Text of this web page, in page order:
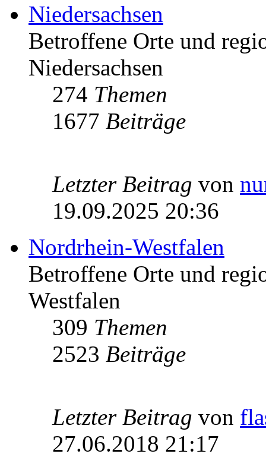
Niedersachsen
Betroffene Orte und
Niedersachsen
274 Themen
1677 Beiträge
Letzter Beitrag von
19.09.2025 20:36
Nordrhein-Westfalen
Betroffene Orte und
Westfalen
309 Themen
2523 Beiträge
Letzter Beitrag von
27.06.2018 21:17